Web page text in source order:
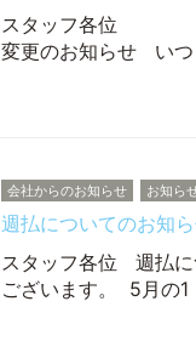
スタ
変更のお知らせ い
会社からのお知らせ お知ら
週払についてのお知
スタッフ各位 週払に
ございます。 5月の